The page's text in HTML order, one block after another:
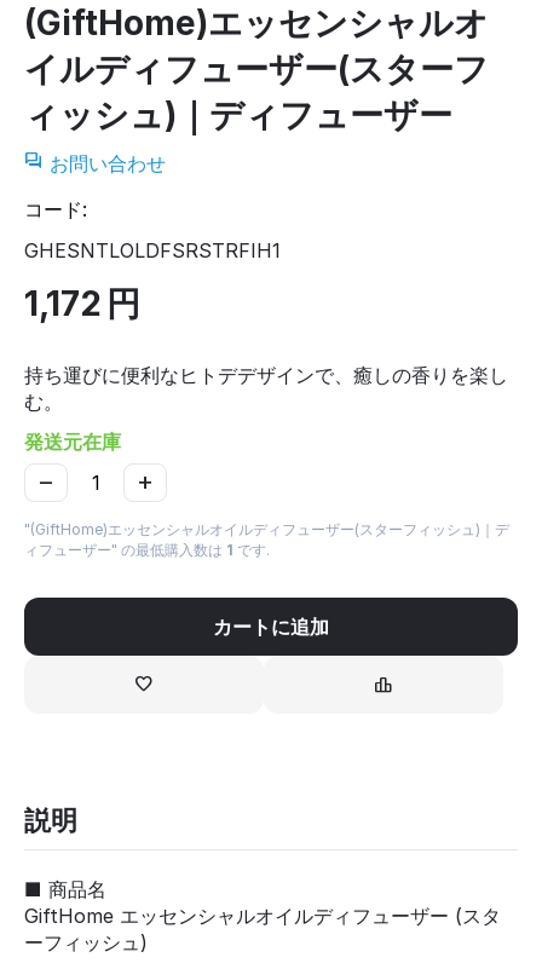
(GiftHome)エッセンシャルオ
イルディフューザー(スターフ
ィッシュ)｜ディフューザー
お問い合わせ
コード:
GHESNTLOLDFSRSTRFIH1
1,172 円
持ち運びに便利なヒトデデザインで、癒しの香りを楽し
む。
発送元在庫
+
−
"(GiftHome)エッセンシャルオイルディフューザー(スターフィッシュ)｜デ
ィフューザー" の最低購入数は 1 です.
カートに追加
説明
■ 商品名
GiftHome エッセンシャルオイルディフューザー (スタ
ーフィッシュ)